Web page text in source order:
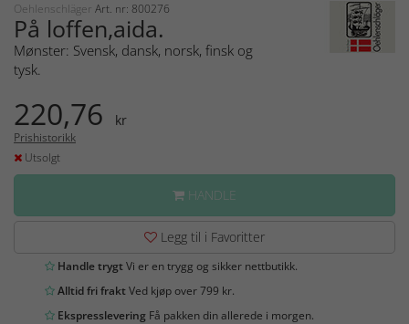
Oehlenschläger Art. nr: 800276
På loffen,aida.
Mønster: Svensk, dansk, norsk, finsk og
tysk.
220,76 kr
Prishistorikk
Utsolgt
HANDLE
Legg til i Favoritter
Handle trygtVi er en trygg og sikker nettbutikk.
Alltid fri fraktVed kjøp over 799 kr.
Ekspresslevering Få pakken din allerede i morgen.